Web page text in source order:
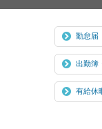
勤怠届
出勤簿
有給休